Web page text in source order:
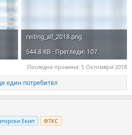
reiting_all_2018.png
544.8 KB · Прегледи: 107
Последна промяна: 5 Октомври 2018
един потребител
Екип ФТКС